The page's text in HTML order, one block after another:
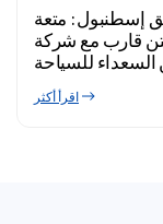
إسطنبول: متعة
قارب مع شركة
السعداء للسياحة
اقرأ أكثر